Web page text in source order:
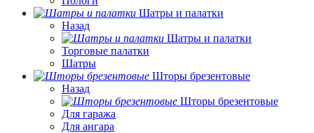
Шатры и палатки
Назад
Шатры и палатки
Торговые палатки
Шатры
Шторы брезентовые
Назад
Шторы брезентовые
Для гаража
Для ангара